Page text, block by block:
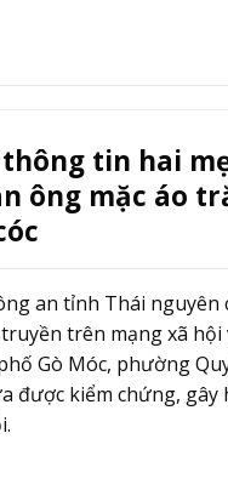
tin hai
ông mặc áo
an tỉnh Thái nguyên
trên mạng xã hội
Gò Móc, phường
được kiểm chứng, gây